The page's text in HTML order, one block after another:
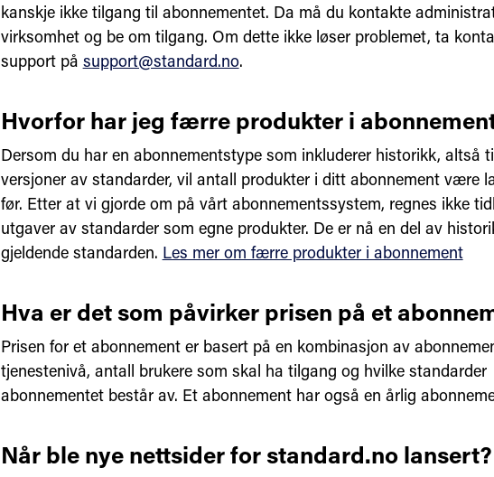
kanskje ikke tilgang til abonnementet. Da må du kontakte
virksomhet og be om tilgang. Om dette ikke løser problemet, ta
support på support@standard.no.
Hvorfor har jeg færre produkter i
Dersom du har en abonnementstype som inkluderer historikk, altså
versjoner av standarder, vil antall produkter i ditt abonnement være
før. Etter at vi gjorde om på vårt abonnementssystem, regnes ikke
utgaver av standarder som egne produkter. De er nå en del av
gjeldende standarden. Les mer om færre produkter i abonnement
Hva er det som påvirker prisen på et
Prisen for et abonnement er basert på en kombinasjon av
tjenestenivå, antall brukere som skal ha tilgang og hvilke standarder
abonnementet består av. Et abonnement har også en årlig
Når ble nye nettsider for standard.no lansert?